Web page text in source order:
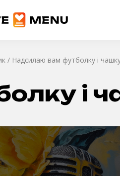
/ Надсилаю вам футболку і
і